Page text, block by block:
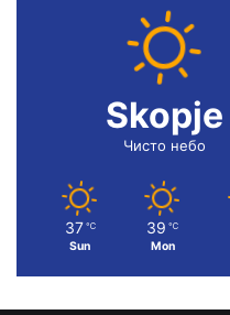
Skopje
Чисто небо
37 ℃
Sun
39 ℃
Mon